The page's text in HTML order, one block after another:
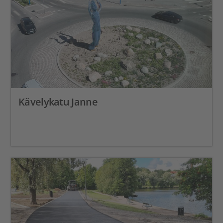
Kävelykatu Janne